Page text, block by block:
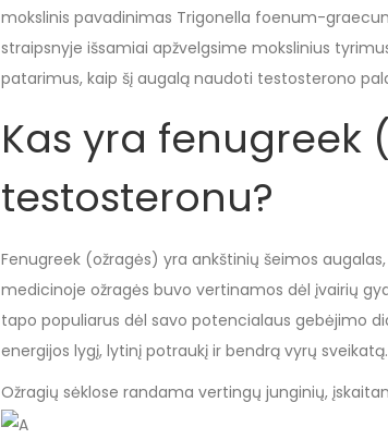
mokslinis pavadinimas Trigonella foenum-
straipsnyje išsamiai apžvelgsime mokslinius
patarimus, kaip šį augalą naudoti testosterono
Kas yra fenugreek
testosteronu?
Fenugreek (ožragės) yra ankštinių šeimos
medicinoje ožragės buvo vertinamos dėl įvairių
tapo populiarus dėl savo potencialaus gebėjimo
energijos lygį, lytinį potraukį ir bendrą vyrų sveikatą.
Ožragių sėklose randama vertingų junginių,